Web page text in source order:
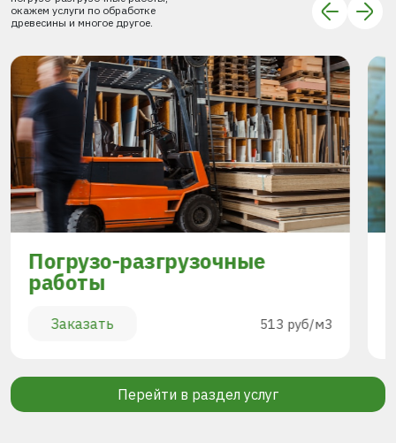
окажем услуги по обработке
древесины и многое другое.
Погрузо-разгрузочные
работы
Заказать 513 руб/м3
Перейти в раздел услуг